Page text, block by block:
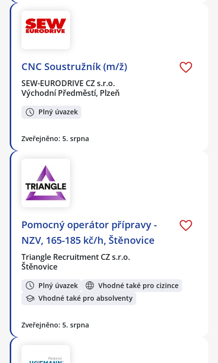
CNC Soustružník (m/ž)
SEW-EURODRIVE CZ s.r.o.
Východní Předměstí, Plzeň
Plný úvazek
Zveřejněno: 5. srpna
Pomocný operátor přípravy -
NZV, 165-185 kč/h, Štěnovice
Triangle Recruitment CZ s.r.o.
Štěnovice
Plný úvazek
Vhodné také pro cizince
Vhodné také pro absolventy
Zveřejněno: 5. srpna